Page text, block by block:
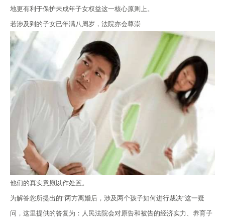
地更有利于保护未成年子女权益这一核心原则上。
若涉及到的子女已年满八周岁，法院亦会尊崇
他们的真实意愿以作处置。
为解答您所提出的“两方离婚后，涉及两个孩子如何进行裁决”这一疑
问，这里提供的答复为：人民法院会对原告和被告的经济实力、养育子